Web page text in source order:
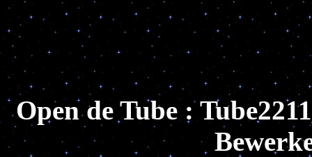
Open de Tube :